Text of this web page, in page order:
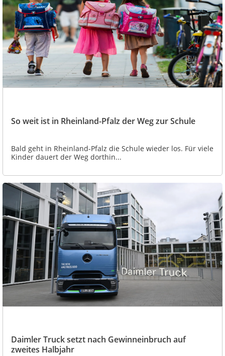
So weit ist in Rheinland-Pfalz der Weg zur Schule
Bald geht in Rheinland-Pfalz die Schule wieder los. Für viele
Kinder dauert der Weg dorthin...
Daimler Truck setzt nach Gewinneinbruch auf
zweites Halbjahr